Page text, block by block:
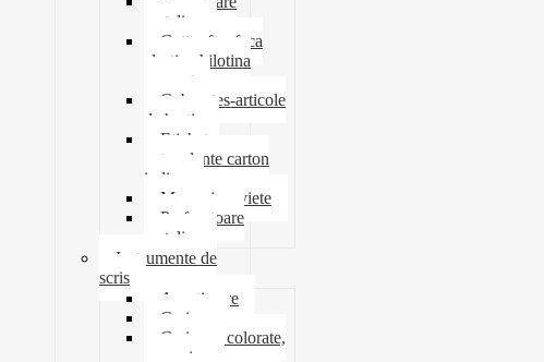
metalice
Cutter foarfeca
elastic ghilotina
magnet
Cub notes-articole
de hartie
Etichete
autocolante carton
indigo
Mape si serviete
Perforatoare
metalice
Instrumente de
scris
Ascutitoare
Carioca
Creioane colorate,
mecanice